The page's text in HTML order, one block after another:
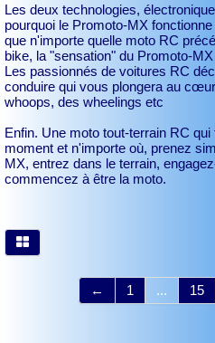
Les deux technologies,
pourquoi le Promoto-MX
que n'importe quelle moto RC
bike, la "sensation" du Promoto-
Les passionnés de voitures RC
conduire qui vous plongera au
whoops, des wheelings etc
Enfin. Une moto tout-terrain RC
moment et n'importe où, prenez
MX, entrez dans le terrain,
commencez à être la moto.
← 1 ... 15